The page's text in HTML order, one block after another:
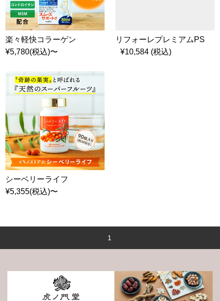
楽々軽快コラーゲン
¥5,780(税込)〜
リフォーレプレミアムPS
¥10,584 (税込)
シーベリーライフ
¥5,355(税込)〜
1